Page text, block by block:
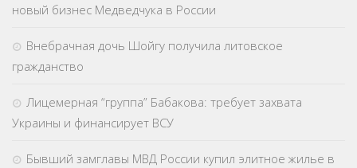
новый бизнес Медведчука в России
Внебрачная дочь Шойгу получила литовское
гражданство
Лицемерная “группа” Бабакова: требует захвата
Украины и финансирует ВСУ
Бывший замглавы МВД России купил элитное жилье в